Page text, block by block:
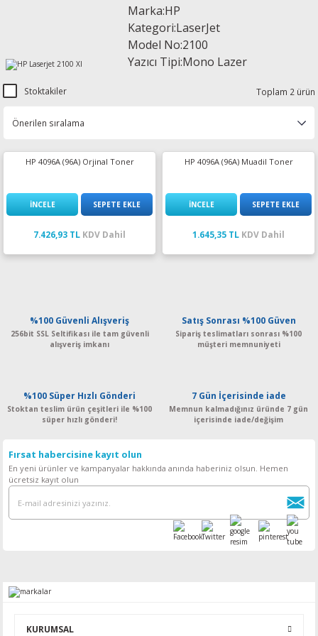
Marka:HP
Kategori:LaserJet
Model No:2100
Yazıcı Tipi:Mono Lazer
Stoktakiler Toplam 2 ürün
HP 4096A (96A) Orjinal Toner
İNCELE SEPETE EKLE
7.426,93 TL KDV Dahil
HP 4096A (96A) Muadil Toner
İNCELE SEPETE EKLE
1.645,35 TL KDV Dahil
%100 Güvenli Alışveriş
256bit SSL Seltifikası ile tam güvenli
alışveriş imkanı
Satış Sonrası %100 Güven
Sipariş teslimatları sonrası %100
müşteri memnuniyeti
%100 Süper Hızlı Gönderi
Stoktan teslim ürün çeşitleri ile %100
süper hızlı gönderi!
7 Gün İçerisinde iade
Memnun kalmadığınız üründe 7 gün
içerisinde iade/değişim
Fırsat habercisine kayıt olun
En yeni ürünler ve kampanyalar hakkında anında haberiniz olsun. Hemen
ücretsiz kayıt olun
KURUMSAL